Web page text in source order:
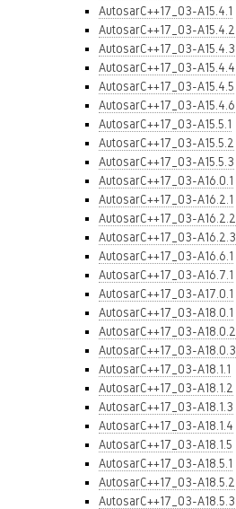
AutosarC++17_03-A15.4.1
AutosarC++17_03-A15.4.2
AutosarC++17_03-A15.4.3
AutosarC++17_03-A15.4.4
AutosarC++17_03-A15.4.5
AutosarC++17_03-A15.4.6
AutosarC++17_03-A15.5.1
AutosarC++17_03-A15.5.2
AutosarC++17_03-A15.5.3
AutosarC++17_03-A16.0.1
AutosarC++17_03-A16.2.1
AutosarC++17_03-A16.2.2
AutosarC++17_03-A16.2.3
AutosarC++17_03-A16.6.1
AutosarC++17_03-A16.7.1
AutosarC++17_03-A17.0.1
AutosarC++17_03-A18.0.1
AutosarC++17_03-A18.0.2
AutosarC++17_03-A18.0.3
AutosarC++17_03-A18.1.1
AutosarC++17_03-A18.1.2
AutosarC++17_03-A18.1.3
AutosarC++17_03-A18.1.4
AutosarC++17_03-A18.1.5
AutosarC++17_03-A18.5.1
AutosarC++17_03-A18.5.2
AutosarC++17_03-A18.5.3